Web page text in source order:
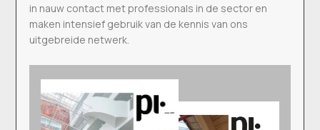
in nauw contact met professionals in de sector en
maken intensief gebruik van de kennis van ons
uitgebreide netwerk.